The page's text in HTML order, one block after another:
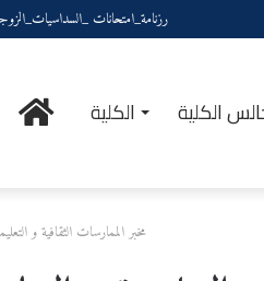
رزنامة_امتحانات _السداسيات_الزوجية 2025/
الرئيسيةالكلية الكلية
مخبر الممارسات الثقافية و